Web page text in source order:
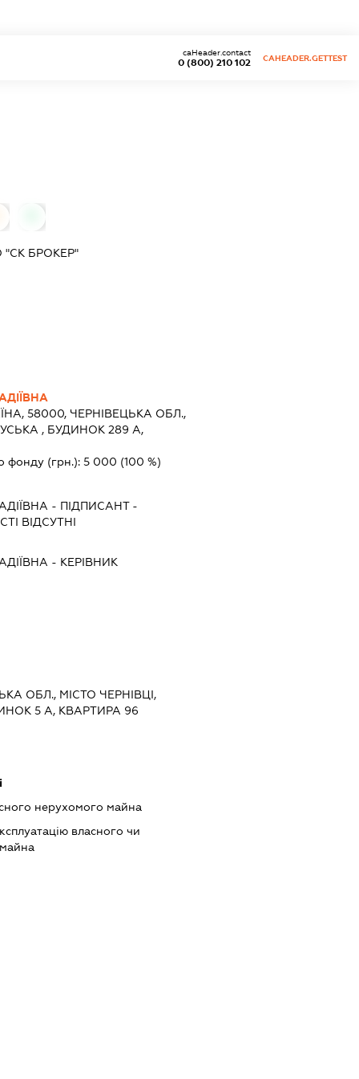
0 (800) 210 102
caHeader.contact
CAHEADER.GETTEST
БРОКЕР"
58000, ЧЕРНІВЕЦЬКА ОБЛ.,
, БУДИНОК 289 А,
фонду (грн.): 5 000 (100 %)
- ПІДПИСАНТ-
ВІДСУТНІ
- КЕРІВНИК
ОБЛ., МІСТО ЧЕРНІВЦІ,
5 А, КВАРТИРА 96
нерухомого майна
власного чи